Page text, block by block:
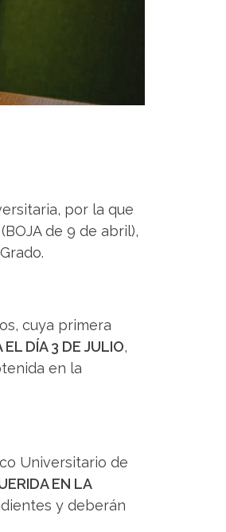
por la que
de 9 de abril),
cuya primera
DÍA 3 DE JULIO,
en la
Universitario de
EN LA
y deberán